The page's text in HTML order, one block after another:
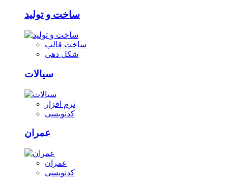
ساخت و تولید
ساخت قالب
شکل دهی
سیالات
نرم افزار
کدنویسی
عمران
عمران
کدنویسی